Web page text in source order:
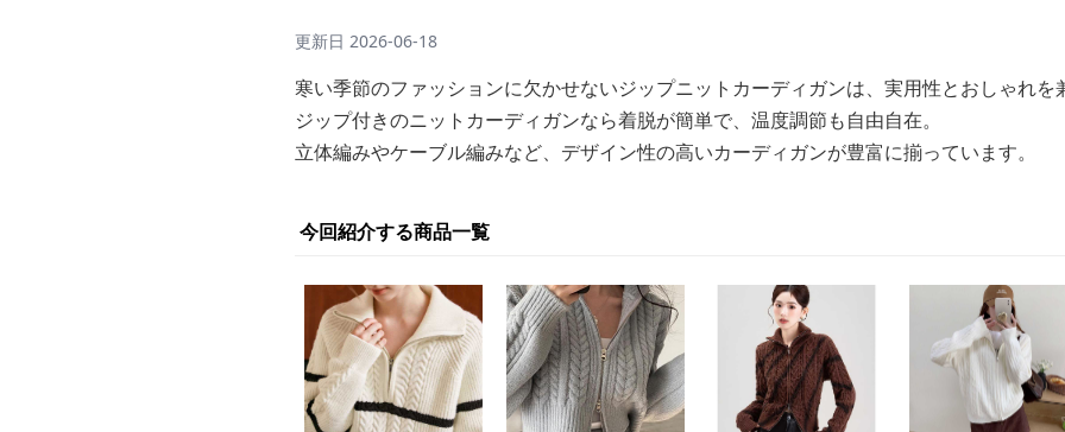
更新日 2026-06-18
寒い季節のファッションに欠かせないジップニットカーディガンは、実用性とおしゃれ
ジップ付きのニットカーディガンなら着脱が簡単で、温度調節も自由自在。
立体編みやケーブル編みなど、デザイン性の高いカーディガンが豊富に揃っています。
今回紹介する商品一覧